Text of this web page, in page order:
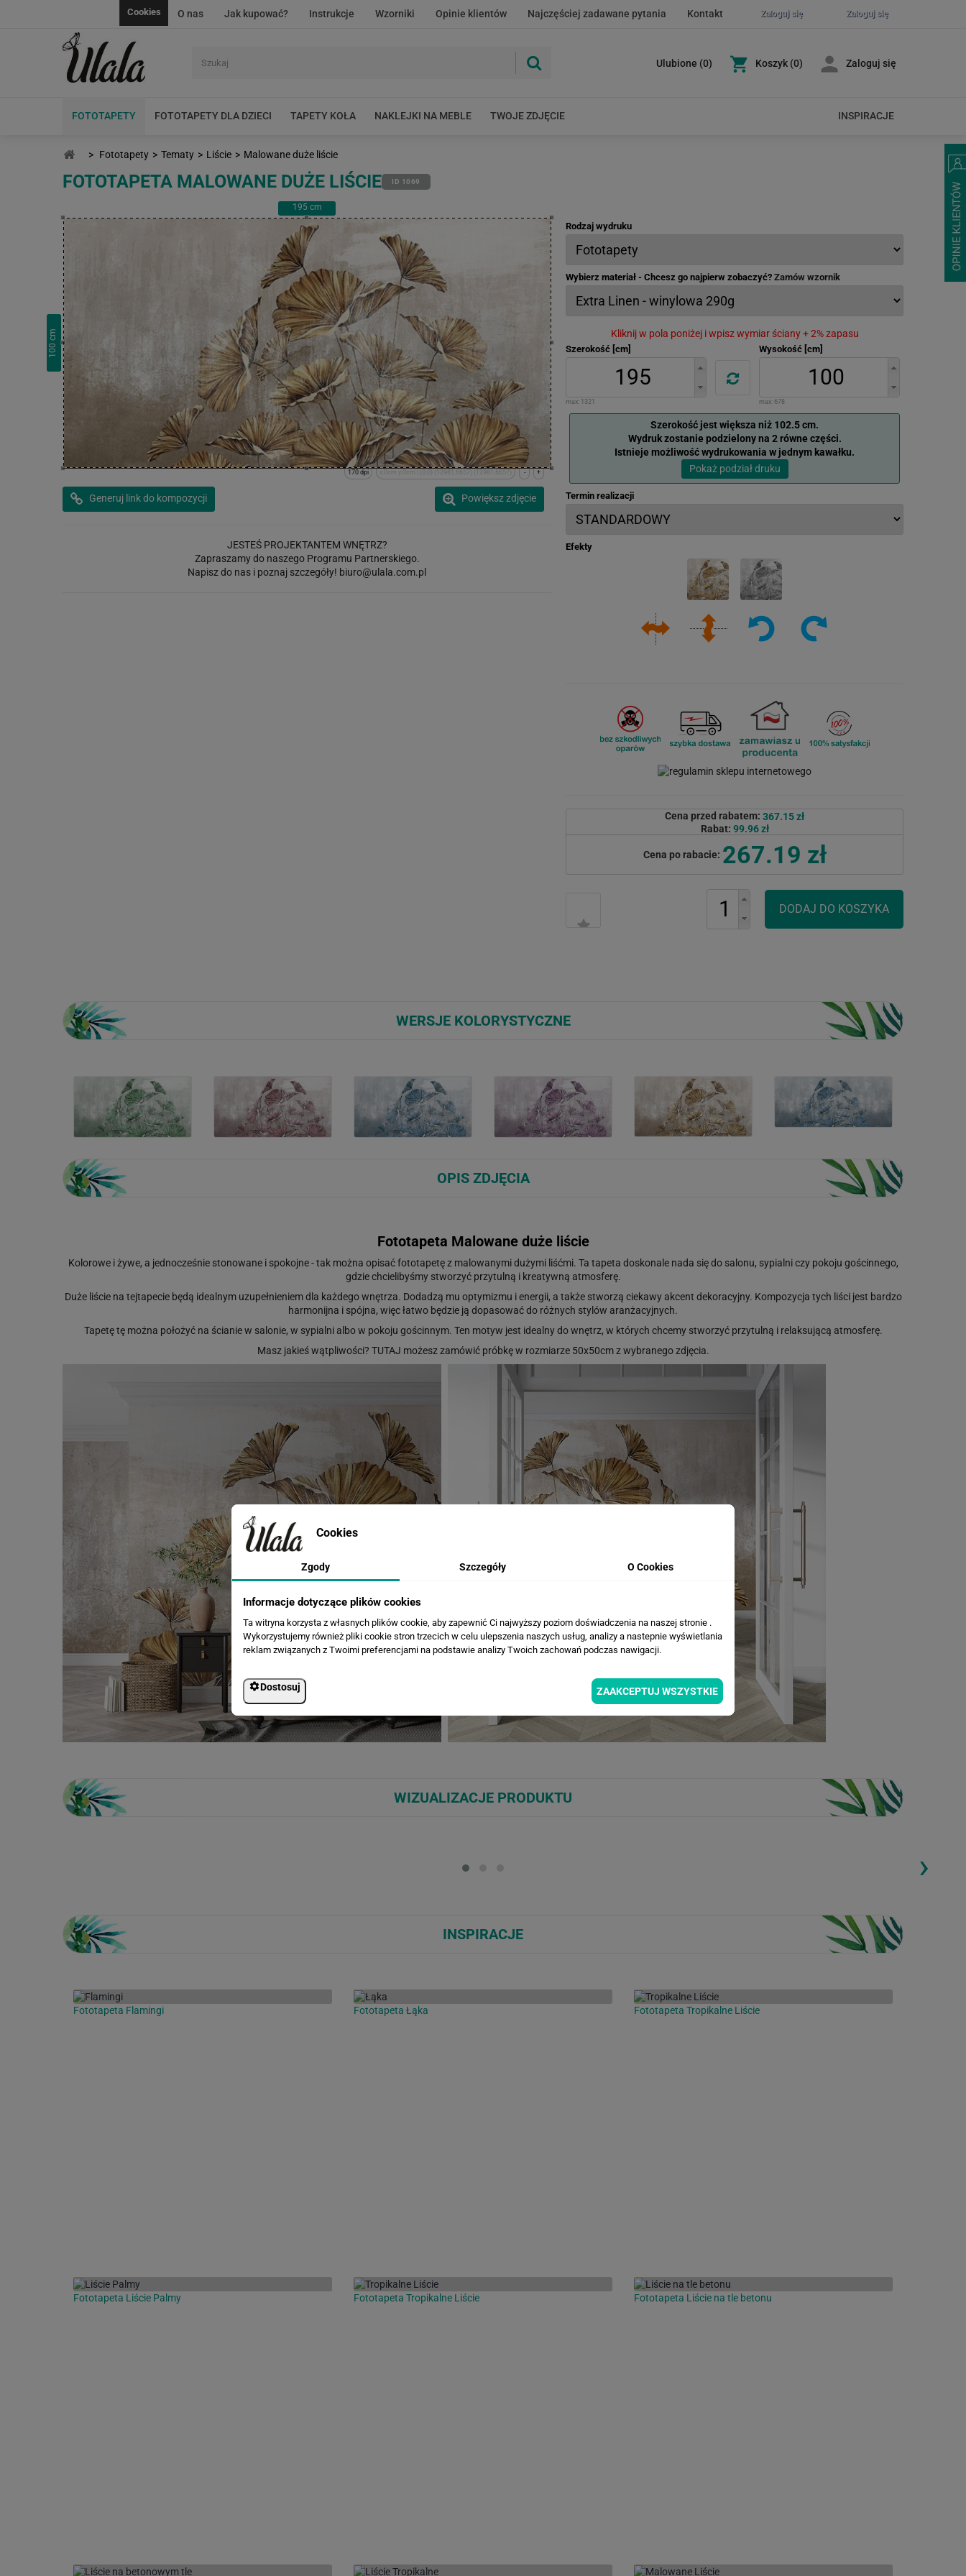
Zaloguj się
Zaloguj się
O nas Jak kupować? Instrukcje Wzorniki Opinie klientów Najczęściej zadawane pytania Kontakt
Cookies
Ulubione (0) Koszyk (0) Zaloguj się
FOTOTAPETY FOTOTAPETY DLA DZIECI TAPETY KOŁA NAKLEJKI NA MEBLE TWOJE ZDJĘCIE INSPIRACJE
> Fototapety > Tematy > Liście > Malowane duże liście
FOTOTAPETA MALOWANE DUŻE LIŚCIE ID 1069
195cm
100
cm
+
-
x:0cm y:0cm | (0,0) (12981,6657) (12981,6657)
170 dpi
Powiększ zdjęcie
Generuj link do kompozycji
JESTEŚ PROJEKTANTEM WNĘTRZ?
Zapraszamy do naszego Programu Partnerskiego.
Napisz do nas i poznaj szczegóły! biuro@ulala.com.pl
Rodzaj wydruku
Wybierz materiał - Chcesz go najpierw zobaczyć? Zamów wzornik
Kliknij w pola poniżej i wpisz wymiar ściany + 2% zapasu
Szerokość [cm]
max: 1321
Wysokość [cm]
max: 678
Szerokość jest większa niż 102.5 cm.
Wydruk zostanie podzielony na 2 równe części.
Istnieje możliwość wydrukowania w jednym kawałku.
Pokaż podział druku
Termin realizacji
Efekty
Cena przed rabatem: 367.15 zł
Rabat: 99.96 zł
Cena po rabacie: 267.19 zł
WERSJE KOLORYSTYCZNE
OPIS ZDJĘCIA
Fototapeta Malowane duże liście
Kolorowe i żywe, a jednocześnie stonowane i spokojne - tak można opisać fototapetę z malowanymi dużymi liśćmi. Ta tapeta doskonale nada się do salonu, sypialni czy pokoju gościnnego,
gdzie chcielibyśmy stworzyć przytulną i kreatywną atmosferę.
Duże liście na tejtapecie będą idealnym uzupełnieniem dla każdego wnętrza. Dodadzą mu optymizmu i energii, a także stworzą ciekawy akcent dekoracyjny. Kompozycja tych liści jest bardzo
harmonijna i spójna, więc łatwo będzie ją dopasować do różnych stylów aranżacyjnych.
Tapetę tę można położyć na ścianie w salonie, w sypialni albo w pokoju gościnnym. Ten motyw jest idealny do wnętrz, w których chcemy stworzyć przytulną i relaksującą atmosferę.
Masz jakieś wątpliwości? TUTAJ możesz zamówić próbkę w rozmiarze 50x50cm z wybranego zdjęcia.
WIZUALIZACJE PRODUKTU
Loading...
›
INSPIRACJE
Fototapeta Flamingi Fototapeta Łąka Fototapeta Tropikalne Liście
Fototapeta Liście Palmy Fototapeta Tropikalne Liście Fototapeta Liście na tle betonu
Cookies
Zgody Szczegóły O Cookies
Informacje dotyczące plików cookies
Ta witryna korzysta z własnych plików cookie, aby zapewnić Ci najwyższy poziom doświadczenia na naszej stronie .
Wykorzystujemy również pliki cookie stron trzecich w celu ulepszenia naszych usług, analizy a nastepnie wyświetlania
reklam związanych z Twoimi preferencjami na podstawie analizy Twoich zachowań podczas nawigacji.
Dostosuj ZAAKCEPTUJ WSZYSTKIE